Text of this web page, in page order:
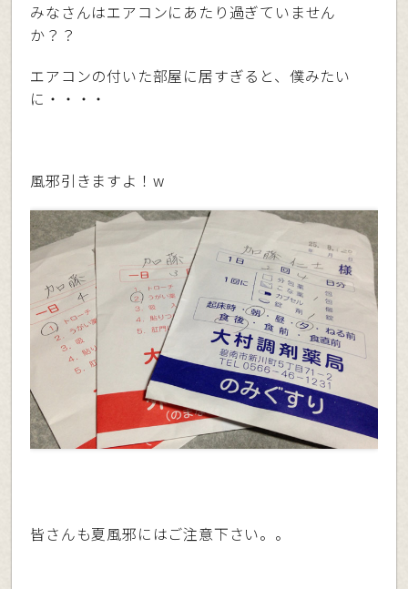
みなさんはエアコンにあたり過ぎていません
か？？
エアコンの付いた部屋に居すぎると、僕みたい
に・・・・
風邪引きますよ！w
皆さんも夏風邪にはご注意下さい。。